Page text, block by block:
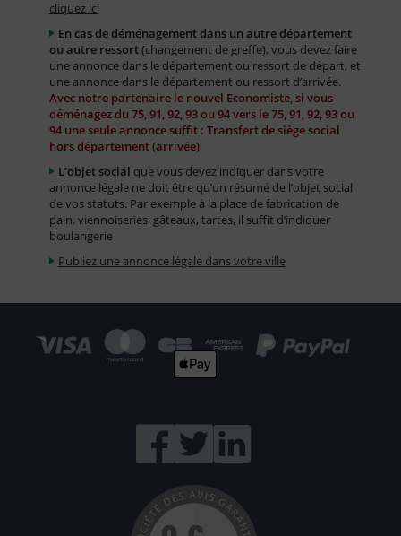
cliquez ici
En cas de déménagement dans un autre département
ou autre ressort(changement de greffe), vous devez faire
une annonce dans le département ou ressort de départ, et
une annonce dans le département ou ressort d’arrivée.
Avec notre partenaire le nouvel Economiste, si vous
déménagez du 75, 91, 92, 93 ou 94 vers le 75, 91, 92, 93 ou
94 une seule annonce suffit : Transfert de siège social
hors département (arrivée)
L’objet social que vous devez indiquer dans votre
annonce légale ne doit être qu’un résumé de l’objet social
de vos statuts. Par exemple à la place de fabrication de
pain, viennoiseries, gâteaux, tartes, il suffit d’indiquer
boulangerie
Publiez une annonce légale dans votre ville